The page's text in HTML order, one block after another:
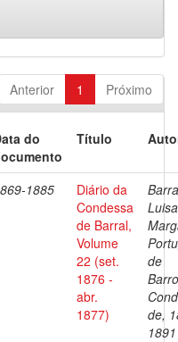
Anterior 1 Próximo
do
Título
1885
Diário da
Condessa
de Barral,
Volume
22 (set.
1876 -
abr.
1877)
Luisa
de
de,
1891